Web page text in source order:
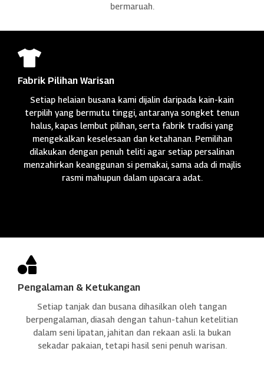
bermaruah.

Fabrik Pilihan Warisan
Setiap helaian busana kami dijalin daripada kain-kain
terpilih yang bermutu tinggi, antaranya songket tenun
halus, kapas lembut pilihan, serta fabrik tradisi yang
mengekalkan keselesaan dan ketahanan. Pemilihan
dilakukan dengan penuh teliti agar setiap persalinan
menzahirkan keanggunan si pemakai, sama ada di majlis
rasmi mahupun dalam upacara adat.

Pengalaman & Ketukangan
Setiap tanjak dan busana dihasilkan oleh tangan
berpengalaman, diasah dengan tahun-tahun ketelitian
dalam seni lipatan, jahitan dan rekaan asli. Ia bukan
sekadar pakaian, tetapi hasil seni penuh warisan.